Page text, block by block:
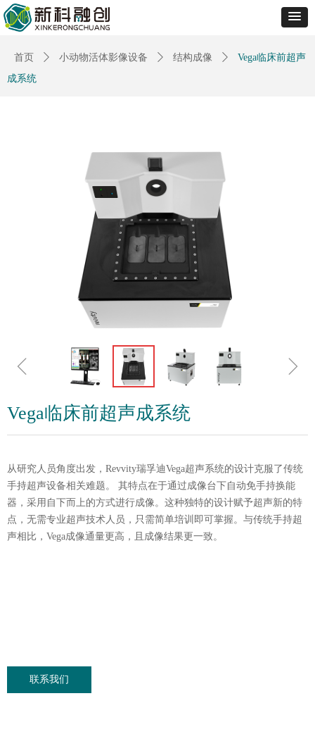
首页 ꄲ 小动物活体影像设备 ꄲ 结构成像 ꄲ
Vega临床前超声
成系统
ꁆ ꁇ
Vega临床前超声成系统
从研究人员角度出发，Revvity瑞孚迪Vega超声系统的设计克服了传统
手持超声设备相关难题。 其特点在于通过成像台下自动免手持换能
器，采用自下而上的方式进行成像。这种独特的设计赋予超声新的特
点，无需专业超声技术人员，只需简单培训即可掌握。与传统手持超
声相比，Vega成像通量更高，且成像结果更一致。
联系我们